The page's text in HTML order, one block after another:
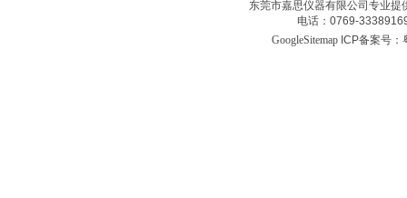
东莞市嘉思仪器有限公司专业
电话：0769-
GoogleSitemap ICP备案号：